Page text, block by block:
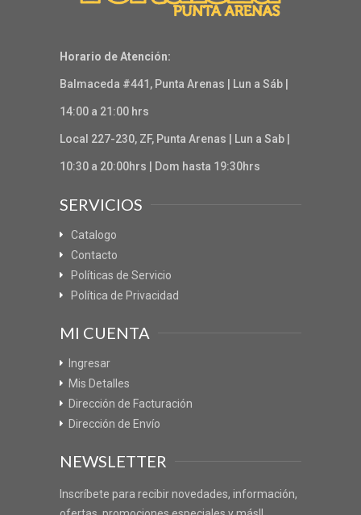
Horario de Atención:
Balmaceda #441, Punta Arenas | Lun a Sáb |
14:00 a 21:00 hrs
Local 227-230, ZF, Punta Arenas | Lun a Sab |
10:30 a 20:00hrs | Dom hasta 19:30hrs
SERVICIOS
Catalogo
Contacto
Políticas de Servicio
Política de Privacidad
MI CUENTA
Ingresar
Mis Detalles
Dirección de Facturación
Dirección de Envío
NEWSLETTER
Inscríbete para recibir novedades, información,